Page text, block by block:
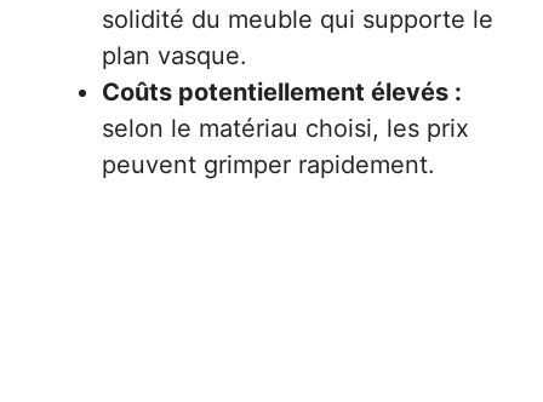
solidité du meuble qui supporte le
plan vasque.
Coûts potentiellement élevés :
selon le matériau choisi, les prix
peuvent grimper rapidement.